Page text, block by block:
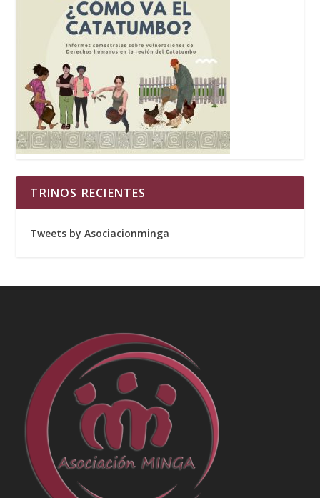
TRINOS RECIENTES
Tweets by Asociacionminga